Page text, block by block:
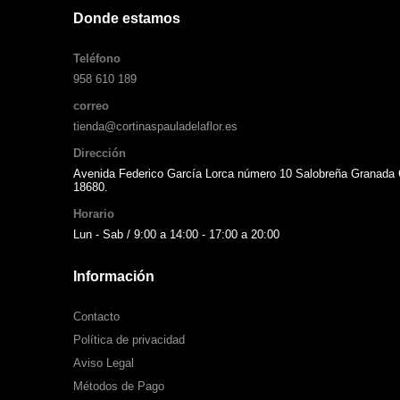
Donde estamos
Teléfono
958 610 189
correo
tienda@cortinaspauladelaflor.es
Dirección
Avenida Federico García Lorca número 10 Salobreña Granada
18680.
Horario
Lun - Sab / 9:00 a 14:00 - 17:00 a 20:00
Información
Contacto
Política de privacidad
Aviso Legal
Métodos de Pago